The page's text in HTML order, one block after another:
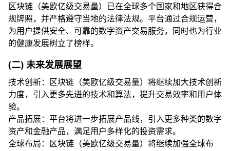
区块链（美欧亿级交易量）已在全球多个国家和地区获得合
规牌照，并严格遵守当地的法律法规。平台通过合规运营，
为用户提供安全、可靠的数字资产交易服务，同时也为行业
的健康发展树立了榜样。
(二) 未来发展展望
技术创新：区块链（美欧亿级交易量）将继续加大技术创新
力度，引入更多先进的技术和算法，提升交易效率和用户体
验。
产品拓展：平台将进一步拓展产品线，引入更多种类的数字
资产和金融产品，满足用户多样化的投资需求。
全球布局：区块链（美欧亿级交易量）将继续加强全球布